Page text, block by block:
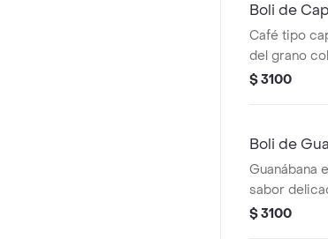
Boli de
Café tipo
del grano
la leche
$ 3100
Boli de
Guanábana
sabor
tradicional
$ 3100